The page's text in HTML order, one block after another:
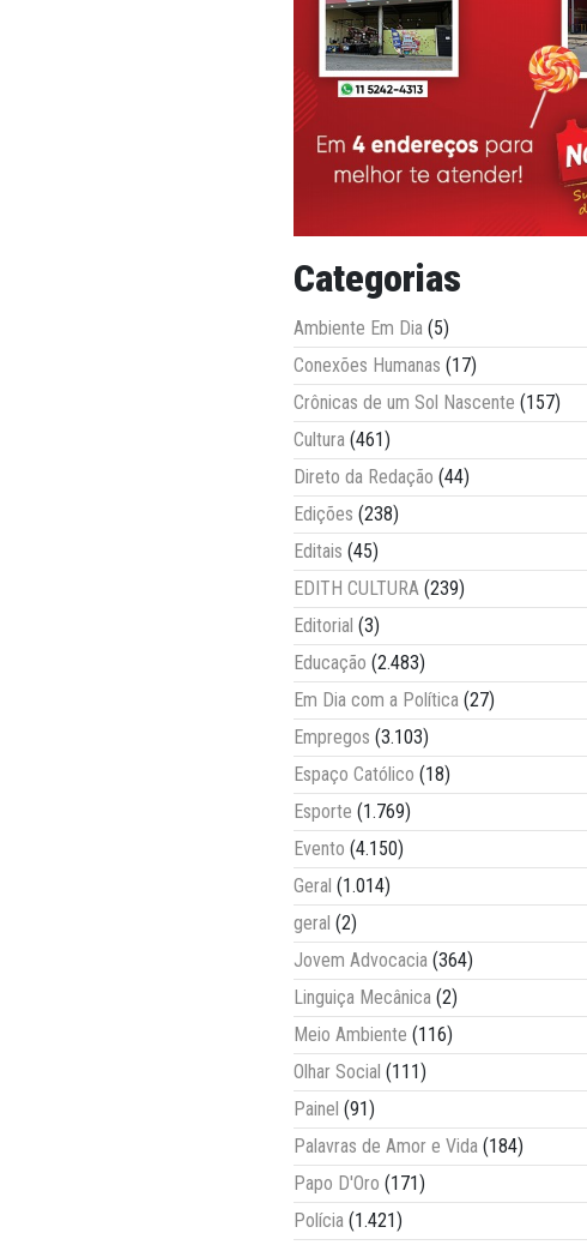
Categorias
Ambiente Em Dia (5)
Conexões Humanas (17)
Crônicas de um Sol Nascente (157)
Cultura (461)
Direto da Redação (44)
Edições (238)
Editais (45)
EDITH CULTURA (239)
Editorial (3)
Educação (2.483)
Em Dia com a Política (27)
Empregos (3.103)
Espaço Católico (18)
Esporte (1.769)
Evento (4.150)
Geral (1.014)
geral (2)
Jovem Advocacia (364)
Linguiça Mecânica (2)
Meio Ambiente (116)
Olhar Social (111)
Painel (91)
Palavras de Amor e Vida (184)
Papo D'Oro (171)
Polícia (1.421)